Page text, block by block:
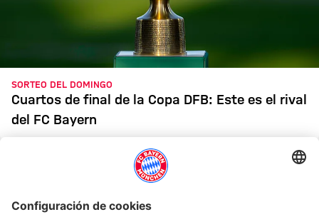
SORTEO DEL DOMINGO
Cuartos de final de la Copa DFB: Este es el rival
del FC Bayern